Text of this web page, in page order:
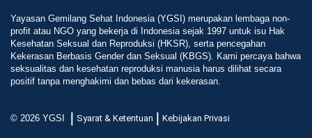
Yayasan Gemilang Sehat Indonesia (YGSI) merupakan lembaga non-
profit atau NGO yang bekerja di Indonesia sejak 1997 untuk isu Hak
Kesehatan Seksual dan Reproduksi (HKSR), serta pencegahan
Kekerasan Berbasis Gender dan Seksual (KBGS). Kami percaya bahwa
seksualitas dan kesehatan reproduksi manusia harus dilihat secara
positif tanpa menghakimi dan bebas dari kekerasan.
© 2026 YGSI Syarat & Ketentuan Kebijakan Privasi